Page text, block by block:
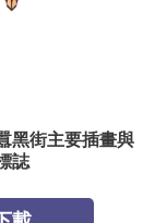
黑街主要插畫與
誌